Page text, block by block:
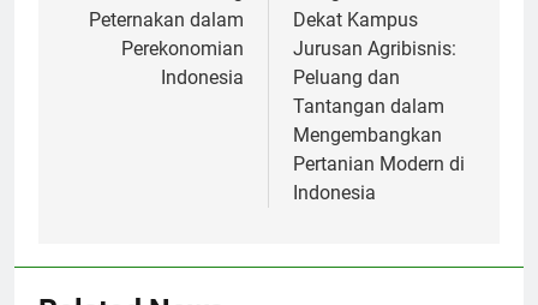
Peternakan dalam
Perekonomian
Indonesia
Dekat Kampus
Jurusan Agribisnis:
Peluang dan
Tantangan dalam
Mengembangkan
Pertanian Modern di
Indonesia